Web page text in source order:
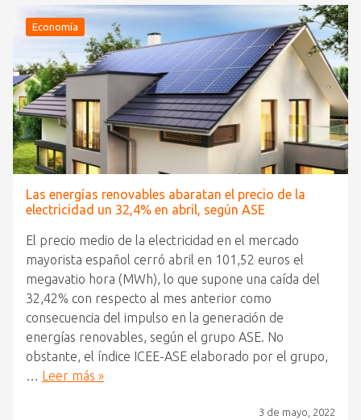
Economía
Las energías renovables abaratan el precio de la
electricidad un 32,4% en abril, según ASE
El precio medio de la electricidad en el mercado
mayorista español cerró abril en 101,52 euros el
megavatio hora (MWh), lo que supone una caída del
32,42% con respecto al mes anterior como
consecuencia del impulso en la generación de
energías renovables, según el grupo ASE. No
obstante, el índice ICEE-ASE elaborado por el grupo,
… Leer más »
3 de mayo, 2022